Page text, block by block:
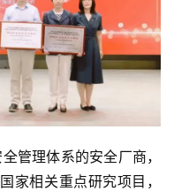
理体系的安全厂商，
家相关重点研究项目，